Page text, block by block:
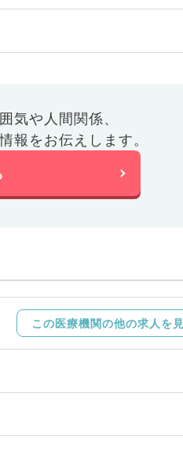
気や人間関係、
報をお伝えします。
この医療機関の他の求人を